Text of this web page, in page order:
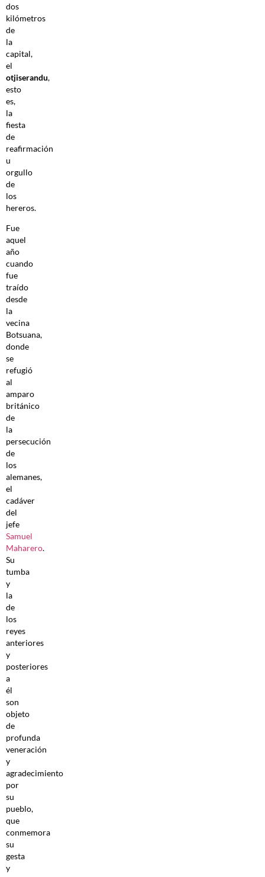
dos
kilómetros
de
la
capital,
el
otjiserandu,
esto
es,
la
fiesta
de
reafirmación
u
orgullo
de
los
hereros.
Fue
aquel
año
cuando
fue
traído
desde
la
vecina
Botsuana,
donde
se
refugió
al
amparo
británico
de
la
persecución
de
los
alemanes,
el
cadáver
del
jefe
Samuel
Maharero.
Su
tumba
y
la
de
los
reyes
anteriores
y
posteriores
a
él
son
objeto
de
profunda
veneración
y
agradecimiento
por
su
pueblo,
que
conmemora
su
gesta
y